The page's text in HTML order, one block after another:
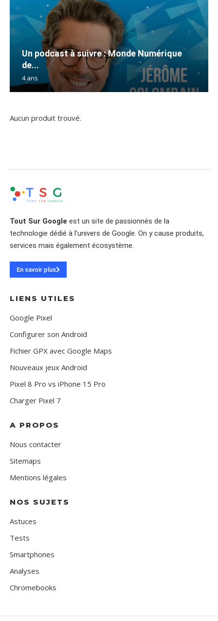
Un podcast à suivre : Monde Numérique
de...
4 ans
Aucun produit trouvé.
Tout Sur Google est un site de passionnés de la
technologie dédié à l’univers de Google. On y cause produits,
services mais également écosystème.
En savoir plus
LIENS UTILES
Google Pixel
Configurer son Android
Fichier GPX avec Google Maps
Nouveaux jeux Android
Pixel 8 Pro vs iPhone 15 Pro
Charger Pixel 7
A PROPOS
Nous contacter
Sitemaps
Mentions légales
NOS SUJETS
Astuces
Tests
Smartphones
Analyses
Chromebooks